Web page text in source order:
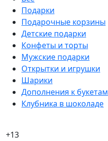
Подарки
Подарочные корзины
Детские подарки
Конфеты и торты
Мужские подарки
Открытки и игрушки
Шарики
Дополнения к букетам
Клубника в шоколаде
+13